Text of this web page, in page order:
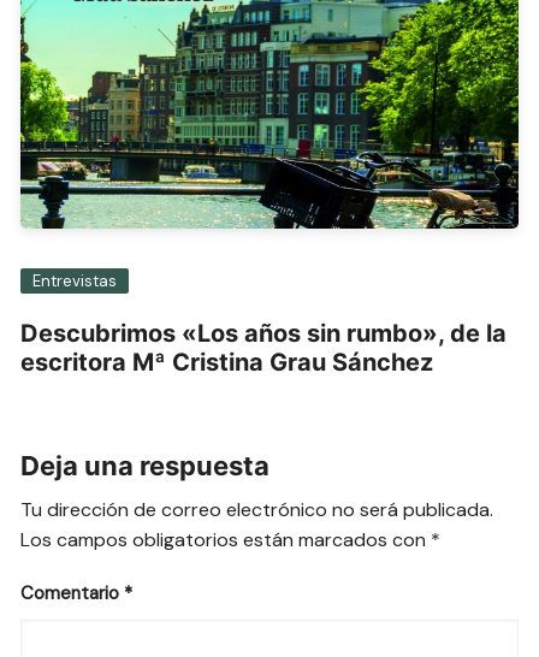
Entrevistas
Descubrimos «Los años sin rumbo», de la
escritora Mª Cristina Grau Sánchez
Deja una respuesta
Tu dirección de correo electrónico no será publicada.
Los campos obligatorios están marcados con *
Comentario *